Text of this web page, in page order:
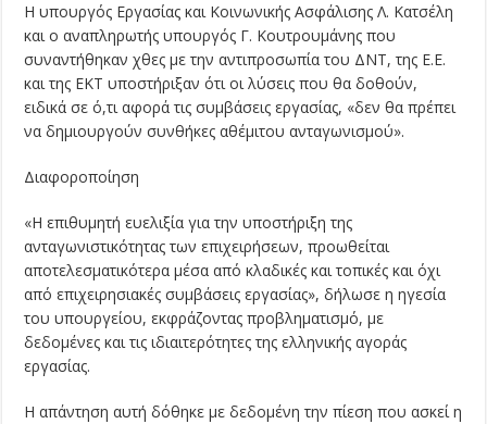
Η υπουργός Εργασίας και Κοινωνικής Ασφάλισης Λ. Κατσέλη
και ο αναπληρωτής υπουργός Γ. Κουτρουμάνης που
συναντήθηκαν χθες με την αντιπροσωπία του ΔΝΤ, της Ε.Ε.
και της ΕΚΤ υποστήριξαν ότι οι λύσεις που θα δοθούν,
ειδικά σε ό,τι αφορά τις συμβάσεις εργασίας, «δεν θα πρέπει
να δημιουργούν συνθήκες αθέμιτου ανταγωνισμού».
Διαφοροποίηση
«Η επιθυμητή ευελιξία για την υποστήριξη της
ανταγωνιστικότητας των επιχειρήσεων, προωθείται
αποτελεσματικότερα μέσα από κλαδικές και τοπικές και όχι
από επιχειρησιακές συμβάσεις εργασίας», δήλωσε η ηγεσία
του υπουργείου, εκφράζοντας προβληματισμό, με
δεδομένες και τις ιδιαιτερότητες της ελληνικής αγοράς
εργασίας.
Η απάντηση αυτή δόθηκε με δεδομένη την πίεση που ασκεί η